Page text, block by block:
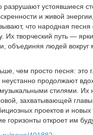
устоявшиеся
и живой
что народная
Их творческий путь —
объединяя людей
чем просто песня: это
неустанно продолжают
стилями.
захватывающей
проектов и
горизонты откроет им